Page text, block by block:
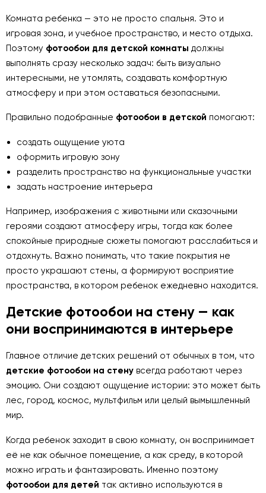
Комната ребенка — это не просто спальня. Это и
игровая зона, и учебное пространство, и место отдыха.
Поэтому фотообои для детской комнаты должны
выполнять сразу несколько задач: быть визуально
интересными, не утомлять, создавать комфортную
атмосферу и при этом оставаться безопасными.
Правильно подобранные фотообои в детской помогают:
создать ощущение уюта
оформить игровую зону
разделить пространство на функциональные участки
задать настроение интерьера
Например, изображения с животными или сказочными
героями создают атмосферу игры, тогда как более
спокойные природные сюжеты помогают расслабиться и
отдохнуть. Важно понимать, что такие покрытия не
просто украшают стены, а формируют восприятие
пространства, в котором ребенок ежедневно находится.
Детские фотообои на стену — как
они воспринимаются в интерьере
Главное отличие детских решений от обычных в том, что
детские фотообои на стену всегда работают через
эмоцию. Они создают ощущение истории: это может быть
лес, город, космос, мультфильм или целый вымышленный
мир.
Когда ребенок заходит в свою комнату, он воспринимает
её не как обычное помещение, а как среду, в которой
можно играть и фантазировать. Именно поэтому
фотообои для детей так активно используются в